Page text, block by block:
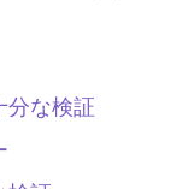
分な検証